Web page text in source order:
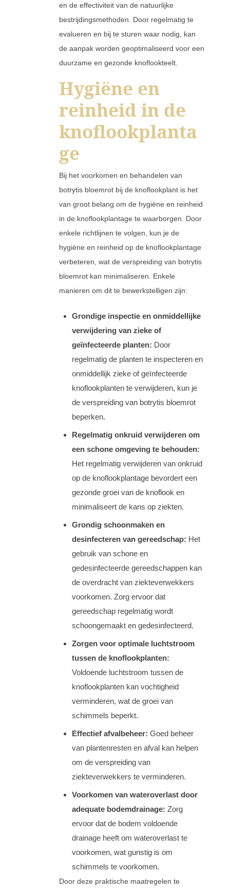
en de effectiviteit van de natuurlijke
bestrijdingsmethoden. Door regelmatig te
evalueren en bij te sturen waar nodig, kan
de aanpak worden geoptimaliseerd voor een
duurzame en gezonde knoflookteelt.
Hygiëne en
reinheid in de
knoflookplanta
ge
Bij het voorkomen en behandelen van
botrytis bloemrot bij de knoflookplant is het
van groot belang om de hygiëne en reinheid
in de knoflookplantage te waarborgen. Door
enkele richtlijnen te volgen, kun je de
hygiëne en reinheid op de knoflookplantage
verbeteren, wat de verspreiding van botrytis
bloemrot kan minimaliseren. Enkele
manieren om dit te bewerkstelligen zijn:
Grondige inspectie en onmiddellijke
verwijdering van zieke of
geïnfecteerde planten: Door
regelmatig de planten te inspecteren en
onmiddellijk zieke of geïnfecteerde
knoflookplanten te verwijderen, kun je
de verspreiding van botrytis bloemrot
beperken.
Regelmatig onkruid verwijderen om
een schone omgeving te behouden:
Het regelmatig verwijderen van onkruid
op de knoflookplantage bevordert een
gezonde groei van de knoflook en
minimaliseert de kans op ziekten.
Grondig schoonmaken en
desinfecteren van gereedschap: Het
gebruik van schone en
gedesinfecteerde gereedschappen kan
de overdracht van ziekteverwekkers
voorkomen. Zorg ervoor dat
gereedschap regelmatig wordt
schoongemaakt en gedesinfecteerd.
Zorgen voor optimale luchtstroom
tussen de knoflookplanten:
Voldoende luchtstroom tussen de
knoflookplanten kan vochtigheid
verminderen, wat de groei van
schimmels beperkt.
Effectief afvalbeheer: Goed beheer
van plantenresten en afval kan helpen
om de verspreiding van
ziekteverwekkers te verminderen.
Voorkomen van wateroverlast door
adequate bodemdrainage: Zorg
ervoor dat de bodem voldoende
drainage heeft om wateroverlast te
voorkomen, wat gunstig is om
schimmels te voorkomen.
Door deze praktische maatregelen te